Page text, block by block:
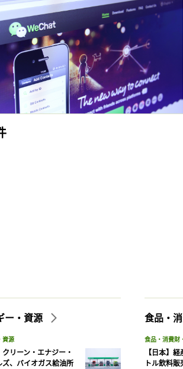
ー・資源
資源
リーン・エナジー・
ズ、バイオガス給油所
食品・
食品・消費財
【日本】
トル飲料